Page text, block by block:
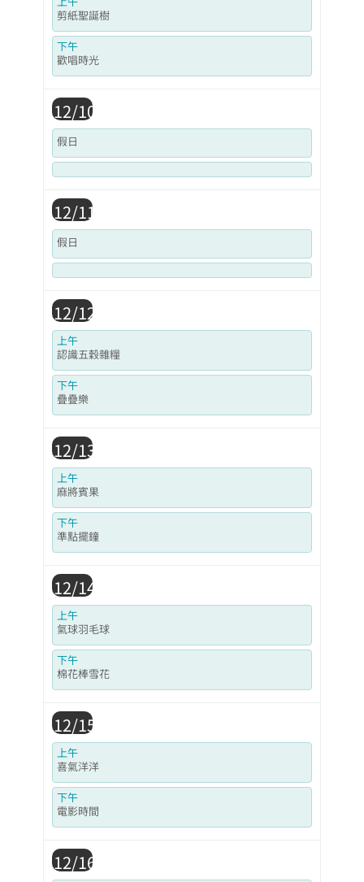
剪紙聖誕樹
下午
歡唱時光
12/10
假日
12/11
假日
12/12
上午
認識五穀雜糧
下午
疊疊樂
12/13
上午
麻將賓果
下午
準點擺鐘
12/14
上午
氣球羽毛球
下午
棉花棒雪花
12/15
上午
喜氣洋洋
下午
電影時間
12/16